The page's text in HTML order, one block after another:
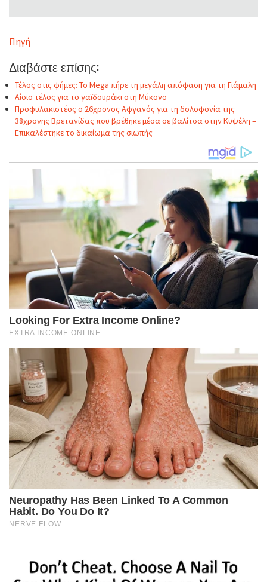
Πηγή
Διαβάστε επίσης:
Τέλος στις φήμες: Το Mega πήρε τη μεγάλη απόφαση για τη Γιάμαλη
Αίσιο τέλος για το γαϊδουράκι στη Μύκονο
Προφυλακιστέος ο 26χρονος Αφγανός για τη δολοφονία της
38χρονης Βρετανίδας που βρέθηκε μέσα σε βαλίτσα στην Κυψέλη –
Επικαλέστηκε το δικαίωμα της σιωπής